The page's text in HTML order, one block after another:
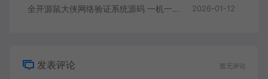
全开源鼠大侠网络验证系统源码 一机一码授权验证带搭建教程 2026-01-12
发表评论 暂无评论